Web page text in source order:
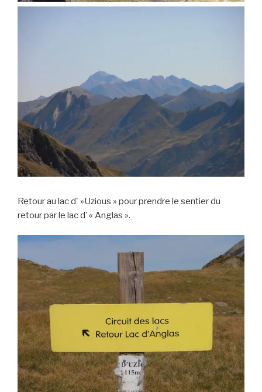
Retour au lac d' »Uzious » pour prendre le sentier du
retour par le lac d’ « Anglas ».